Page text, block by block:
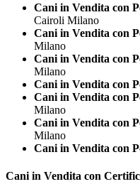
Cani in Vendita con
Cairoli Milano
Cani in Vendita con
Milano
Cani in Vendita con
Milano
Cani in Vendita con
Cani in Vendita con
Milano
Cani in Vendita con
Milano
Cani in Vendita con
Cani in Vendita con